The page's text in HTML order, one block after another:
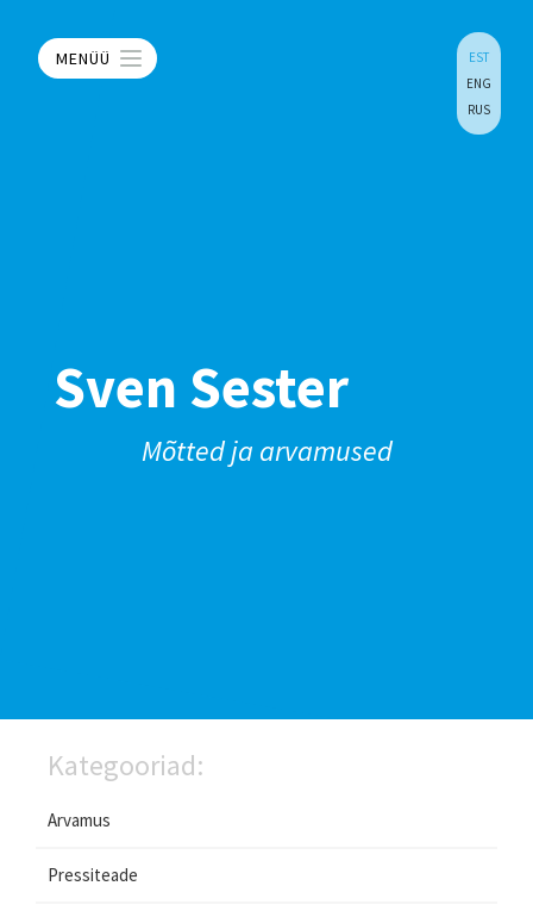
MENÜÜ
EST
ENG
RUS
Sven Sester
Mõtted ja arvamused
Kategooriad:
Arvamus
Pressiteade